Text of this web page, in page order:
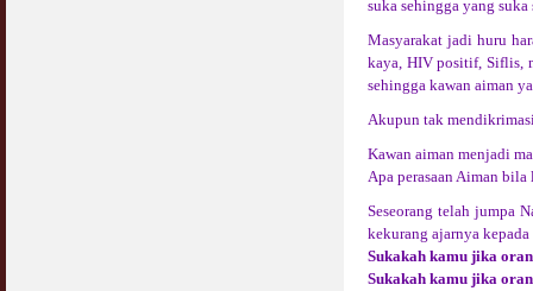
suka sehingga yang suka
Masyarakat jadi huru
kaya, HIV positif, Siflis,
sehingga kawan aiman
Akupun tak
Kawan aiman menjadi
Apa perasaan Aiman bila
Seseorang telah jumpa
kekurang ajarnya
Sukakah kamu jika
Sukakah kamu jika